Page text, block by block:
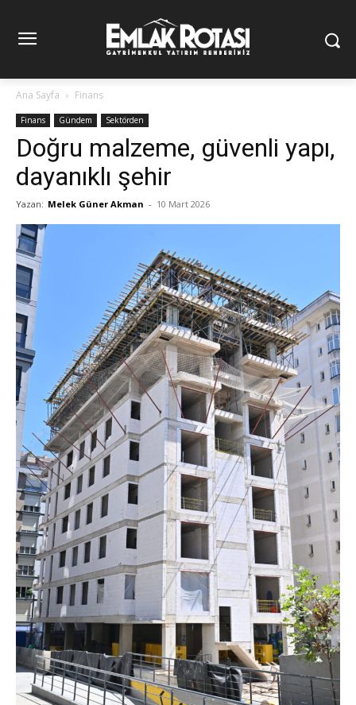
Ana Sayfa Finans
Finans Gündem Sektörden
Doğru malzeme, güvenli yapı,
dayanıklı şehir
Yazan: Melek Güner Akman - 10 Mart 2026